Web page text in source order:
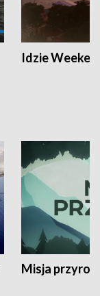
Idzie
Misja